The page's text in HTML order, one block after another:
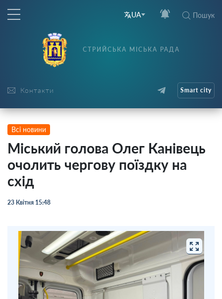
UA Пошук
Контакти
СТРИЙСЬКА МІСЬКА РАДА
Smart city
Всі новини
Міський голова Олег Канівець
очолить чергову поїздку на
схід
23 Квітня 15:48